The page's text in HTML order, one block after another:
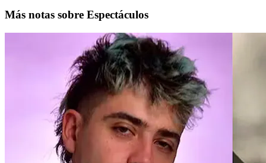
Más notas sobre Espectáculos